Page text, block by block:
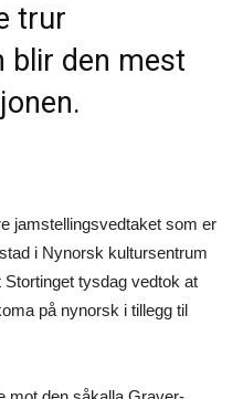
trur
blir den mest
jamstellingsvedtaket som er
i Nynorsk kultursentrum
tysdag vedtok at
på nynorsk i tillegg til